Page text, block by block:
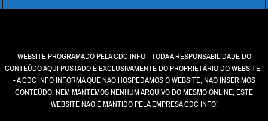
WEBSITE PROGRAMADO PELA CDC INFO - TODA A RESPONSABILIDADE DO
CONTEÚDO AQUI POSTADO É EXCLUSIVAMENTE DO PROPRIETÁRIO DO WEBSITE !
- A CDC INFO INFORMA QUE NÃO HOSPEDAMOS O WEBSITE, NÃO INSERIMOS
CONTEÚDO, NEM MANTEMOS NENHUM ARQUIVO DO MESMO ONLINE, ESTE
WEBSITE NÃO É MANTIDO PELA EMPRESA CDC INFO!